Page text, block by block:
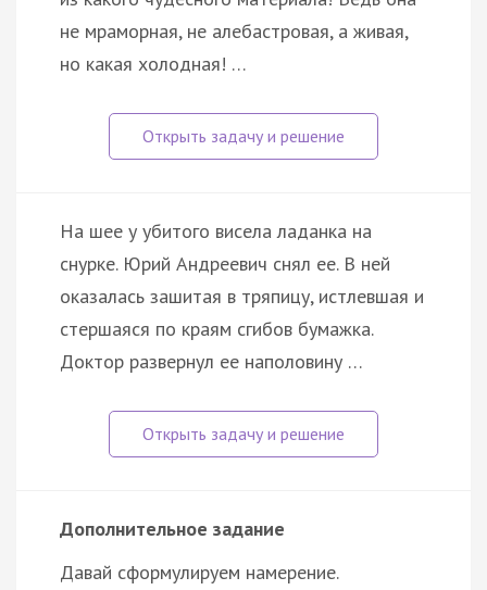
не мраморная, не алебастровая, а живая,
но какая холодная! …
На шее у убитого висела ладанка на
снурке. Юрий Андреевич снял ее. В ней
оказалась зашитая в тряпицу, истлевшая и
стершаяся по краям сгибов бумажка.
Доктор развернул ее наполовину …
Дополнительное задание
Давай сформулируем намерение.